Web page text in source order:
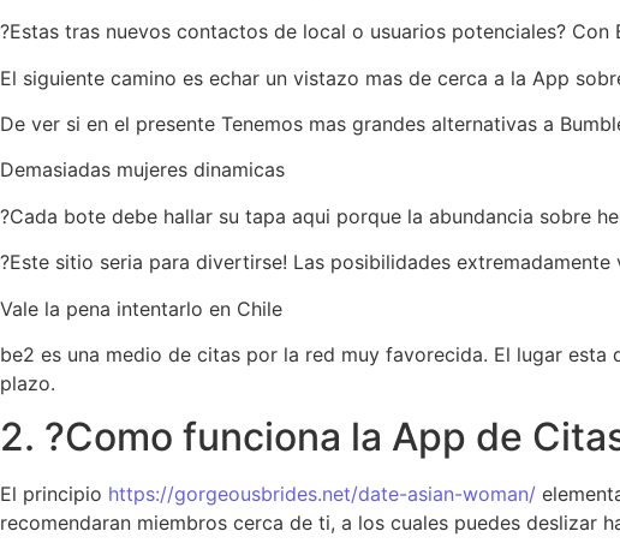
?Estas tras nuevos contactos de local o usuarios potenciales?
El siguiente camino es echar un vistazo mas de cerca a la App
De ver si en el presente Tenemos mas grandes alternativas a
Demasiadas mujeres dinamicas
?Cada bote debe hallar su tapa aqui porque la abundancia sobre
?Este sitio seri­a para divertirse! Las posibilidades
Vale la pena intentarlo en Chile
be2 es una medio de citas por la red muy favorecida. El lugar
plazo.
2. ?Como funciona la App de
El principio https://gorgeousbrides.net/date-asian-woman/
recomendaran miembros cerca de ti, a los cuales puedes deslizar